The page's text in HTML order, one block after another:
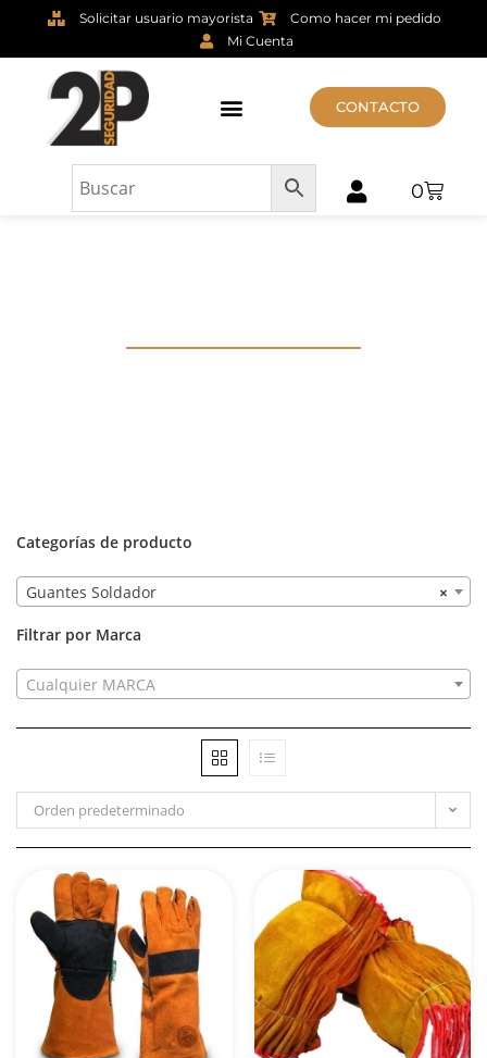
Solicitar usuario mayorista
Como hacer mi pedido
Mi Cuenta
CONTACTO
0
Categorías de producto
×
Guantes Soldador
Filtrar por Marca
Cualquier MARCA
Orden predeterminado